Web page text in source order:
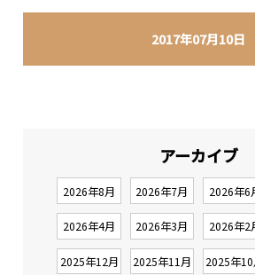
2017年07月10日
アーカイブ
2026年8月 2026年7月 2026年6
2026年4月 2026年3月 2026年2
2025年12月 2025年11月 2025年10